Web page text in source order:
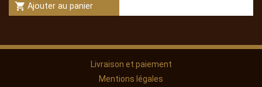
shopping_cart Ajouter au panier
Livraison et paiement
Mentions légales